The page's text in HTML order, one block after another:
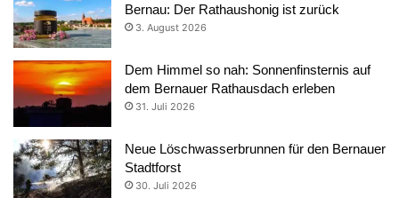
Bernau: Der Rathaushonig ist zurück
3. August 2026
Dem Himmel so nah: Sonnenfinsternis auf
dem Bernauer Rathausdach erleben
31. Juli 2026
Neue Löschwasserbrunnen für den Bernauer
Stadtforst
30. Juli 2026